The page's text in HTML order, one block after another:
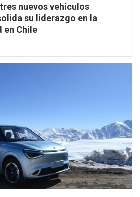
nuevos vehículos
su liderazgo en la
Chile